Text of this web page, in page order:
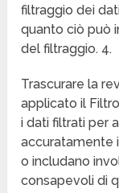
filtraggio dei
quanto ciò può
del filtraggio. 4.
Trascurare la
applicato il
i dati filtrati per
accuratamente
o includano
consapevoli di